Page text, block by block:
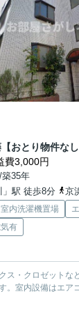
費3,000円
35年
」駅 徒歩8分
京
室内洗濯機置場
有
ス・クロゼットな
。室内設備はエア